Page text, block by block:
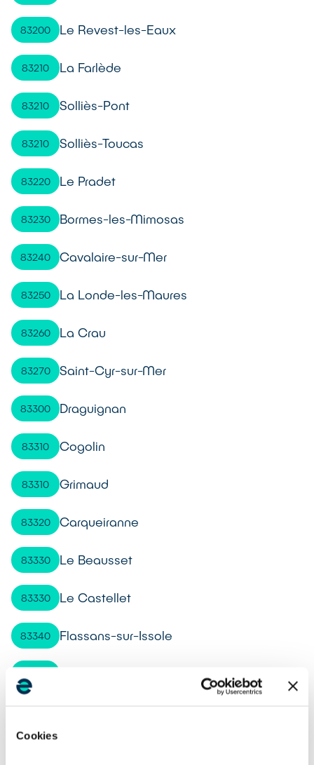
Cookies
83200 Le Revest-les-Eaux
83210 La Farlède
83210 Solliès-Pont
83210 Solliès-Toucas
83220 Le Pradet
83230 Bormes-les-Mimosas
83240 Cavalaire-sur-Mer
83250 La Londe-les-Maures
83260 La Crau
83270 Saint-Cyr-sur-Mer
83300 Draguignan
83310 Cogolin
83310 Grimaud
83320 Carqueiranne
83330 Le Beausset
83330 Le Castellet
83340 Flassans-sur-Issole